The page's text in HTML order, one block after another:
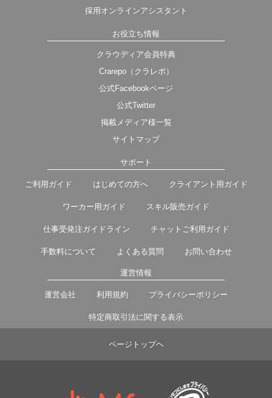
採用オンラインアシスタント
お役立ち情報
クラウディア会員特典
Crarepo（クラレポ）
公式Facebookページ
公式Twitter
掲載メディア様一覧
サイトマップ
サポート
ご利用ガイド はじめての方へ クライアント用ガイド
ワーカー用ガイド スキル販売ガイド
仕事受発注ガイドライン チャットご利用ガイド
手数料について よくある質問 お問い合わせ
運営情報
運営会社 利用規約 プライバシーポリシー
特定商取引法に関する表示
ページトップヘ